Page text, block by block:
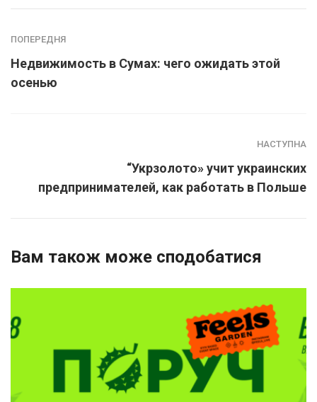
ПОПЕРЕДНЯ
Недвижимость в Сумах: чего ожидать этой
осенью
НАСТУПНА
“Укрзолото» учит украинских
предпринимателей, как работать в Польше
Вам також може сподобатися